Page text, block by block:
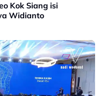
Kok Siang isi
Widianto